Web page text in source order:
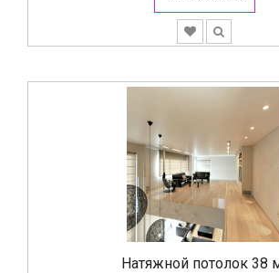
Натяжной потолок 38